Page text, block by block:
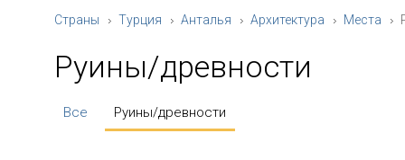
Страны Турция Анталья Архитектура Места
Руины/древности
Все Руины/древности